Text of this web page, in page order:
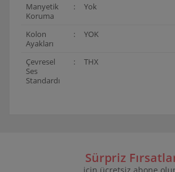
Manyetik
Koruma
: Yok
Kolon
Ayakları
: YOK
Çevresel
Ses
Standardı
: THX
Sürpriz
için ücretsiz abone